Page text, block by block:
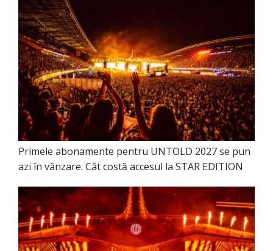
Primele abonamente pentru UNTOLD 2027 se pun
azi în vânzare. Cât costă accesul la STAR EDITION